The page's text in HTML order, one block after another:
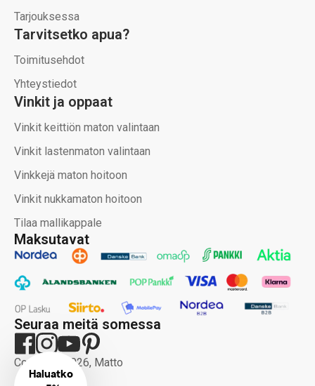
Maksutavat
Seuraa meitä somessa
Copyright 2026, Matto
Tarjouksessa
Tarvitsetko apua?
Toimitusehdot
Yhteystiedot
Vinkit ja oppaat
Vinkit keittiön maton valintaan
Vinkit lastenmaton valintaan
Vinkkejä maton hoitoon
Vinkit nukkamaton hoitoon
Tilaa mallikappale